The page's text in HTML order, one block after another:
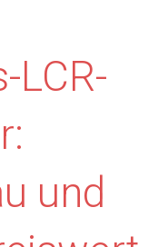
LCR-
und